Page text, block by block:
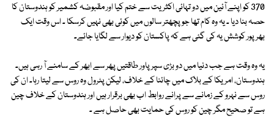
370 کو اپنے آئین میں دو تہائی اکثریت سے ختم کیا اور مقبوضہ کشمیر کو ہندوستان کا
حصہ بنا دیا ۔ یہ وہ کام تھا جو پچھتر سالوں میں کوئی بھی نہیں کرسکا ۔ اس وقت ایک
بھرپور کوشش یہ کی گئی ہے کہ پاکستان کو دیوار سے لگایا جائے۔
یہ وہ وقت ہے جب دنیا میں دو بڑی سپر پاور طاقتیں پھر سے ابھر کے سامنے آ رہی ہیں۔
ہندوستان، امریکا کے بلاک میں چائنا کے خلاف، لیکن پٹرول وہ روس سے لیتا رہا۔ ان کی
روس سے نہرو کے زمانے سے پرانے روابط اب بھی برقرار ہیں اور ہندوستان کے خلاف چین
ہے تو صحیح مگر چین کو روس کی حمایت بھی حاصل ہے ۔